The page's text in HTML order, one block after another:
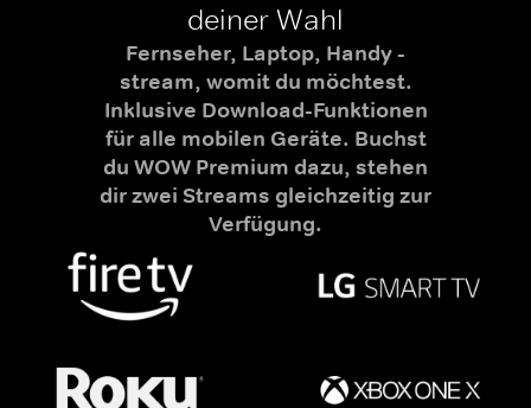
deiner Wahl
Fernseher, Laptop, Handy -
stream, womit du möchtest.
Inklusive Download-Funktionen
für alle mobilen Geräte. Buchst
du WOW Premium dazu, stehen
dir zwei Streams gleichzeitig zur
Verfügung.